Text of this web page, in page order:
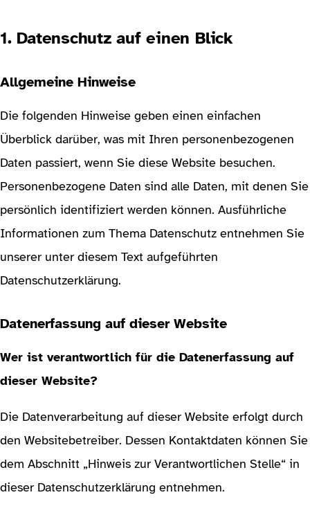
1. Datenschutz auf einen Blick
Allgemeine Hinweise
Die folgenden Hinweise geben einen einfachen
Überblick darüber, was mit Ihren personenbezogenen
Daten passiert, wenn Sie diese Website besuchen.
Personenbezogene Daten sind alle Daten, mit denen Sie
persönlich identifiziert werden können. Ausführliche
Informationen zum Thema Datenschutz entnehmen Sie
unserer unter diesem Text aufgeführten
Datenschutzerklärung.
Datenerfassung auf dieser Website
Wer ist verantwortlich für die Datenerfassung auf
dieser Website?
Die Datenverarbeitung auf dieser Website erfolgt durch
den Websitebetreiber. Dessen Kontaktdaten können Sie
dem Abschnitt „Hinweis zur Verantwortlichen Stelle“ in
dieser Datenschutzerklärung entnehmen.